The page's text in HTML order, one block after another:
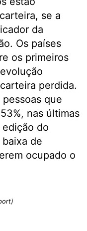
se a
da
Os países
os primeiros
perdida.
que
nas últimas
do
de
ocupado o